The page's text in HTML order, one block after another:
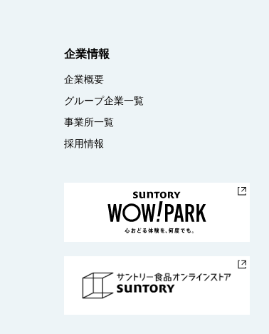
企業情報
企業概要
グループ企業一覧
事業所一覧
採用情報